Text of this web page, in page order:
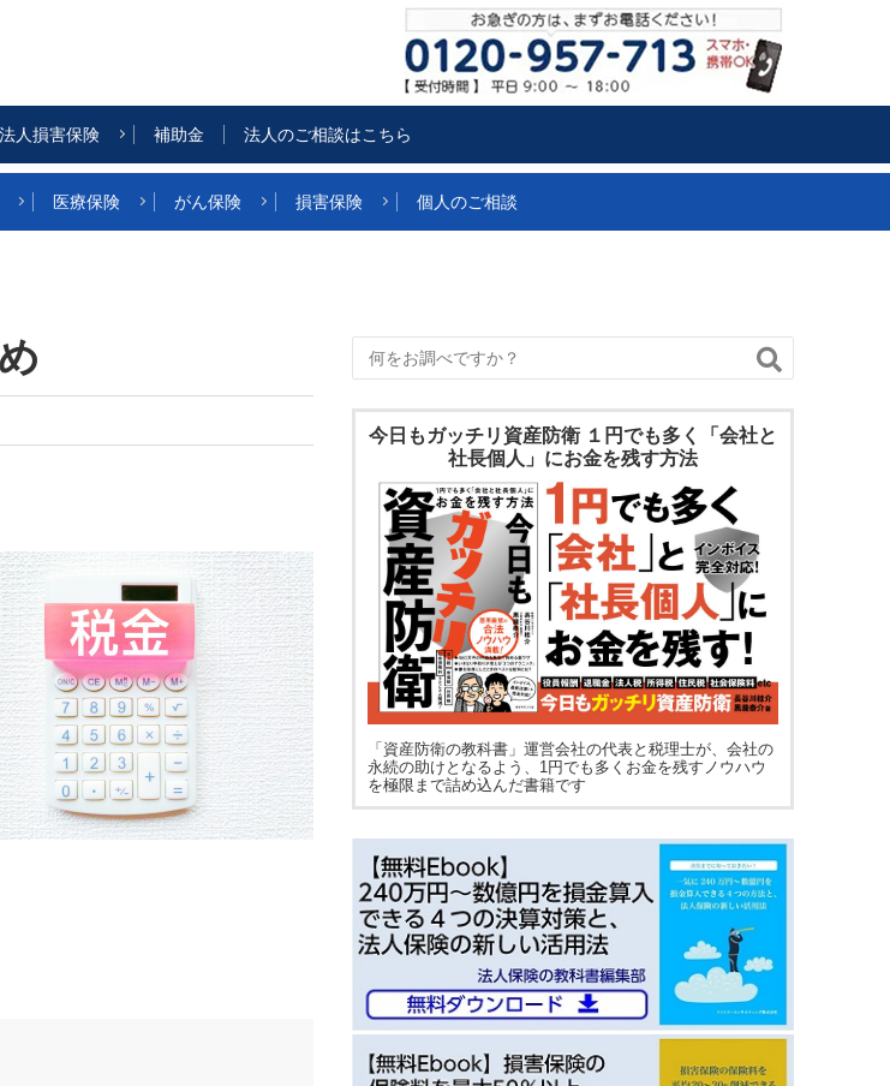
法人損害保険 補助金 法人のご相談はこちら
医療保険 がん保険 損害保険 個人のご相談
今日もガッチリ資産防衛 １円でも多く「会社と
社長個人」にお金を残す方法
「資産防衛の教科書」運営会社の代表と税理士が、会社の
永続の助けとなるよう、1円でも多くお金を残すノウハウ
を極限まで詰め込んだ書籍です